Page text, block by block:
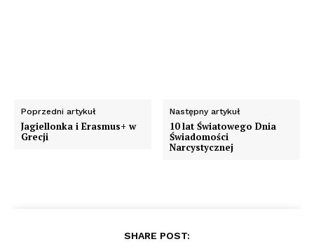
Poprzedni artykuł
Jagiellonka i Erasmus+ w
Grecji
Następny artykuł
10 lat Światowego Dnia
Świadomości
Narcystycznej
SHARE POST: